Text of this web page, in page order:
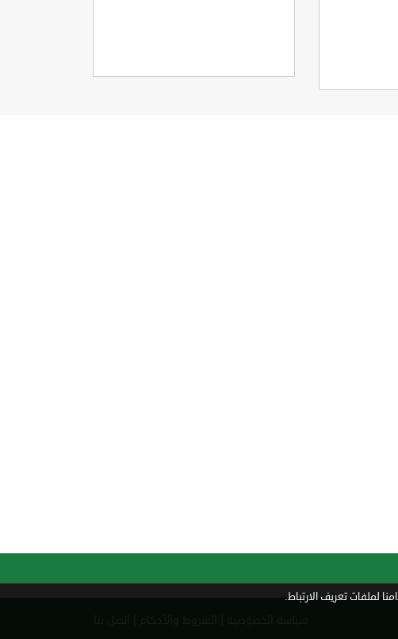
لملفات تعريف الارتباط.